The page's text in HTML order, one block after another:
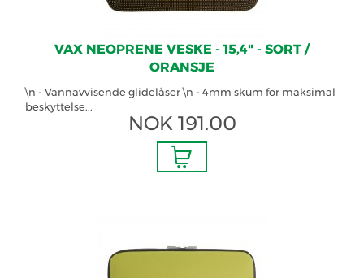
VAX NEOPRENE VESKE - 15,4" - SORT /
ORANSJE
\n - Vannavvisende glidelåser \n - 4mm skum for maksimal
beskyttelse...
NOK 191.00